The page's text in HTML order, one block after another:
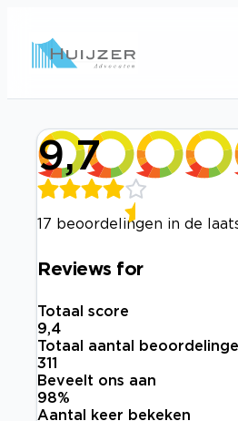
9,7
17 beoordelingen in de
Reviews for
Totaal score
9,4
Totaal aantal
311
Beveelt ons aan
98%
Aantal keer bekeken